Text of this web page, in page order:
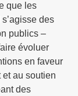
que les
des
publics –
évoluer
en faveur
et au soutien
des